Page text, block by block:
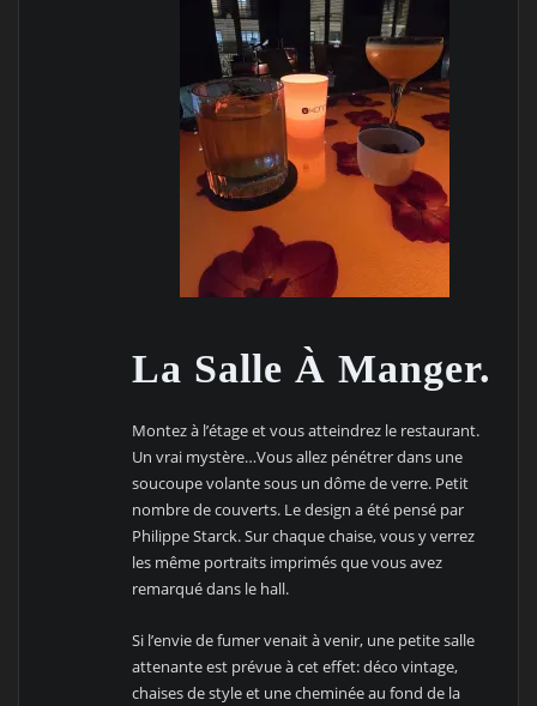
La Salle À Manger.
Montez à l’étage et vous atteindrez le restaurant.
Un vrai mystère…Vous allez pénétrer dans une
soucoupe volante sous un dôme de verre. Petit
nombre de couverts. Le design a été pensé par
Philippe Starck. Sur chaque chaise, vous y verrez
les même portraits imprimés que vous avez
remarqué dans le hall.
Si l’envie de fumer venait à venir, une petite salle
attenante est prévue à cet effet: déco vintage,
chaises de style et une cheminée au fond de la